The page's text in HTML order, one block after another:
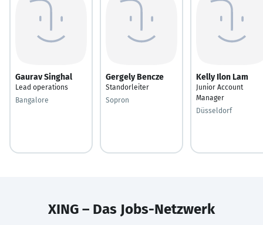
Gaurav Singhal
Lead operations
Bangalore
Gergely Bencze
Standorleiter
Sopron
Kelly Ilon Lam
Junior Account
Manager
Düsseldorf
XING – Das Jobs-Netzwerk